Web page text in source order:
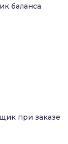
баланса
при заказе